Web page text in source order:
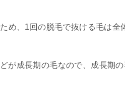
め、1回の脱毛で抜ける毛は全
が成長期の毛なので、成長期